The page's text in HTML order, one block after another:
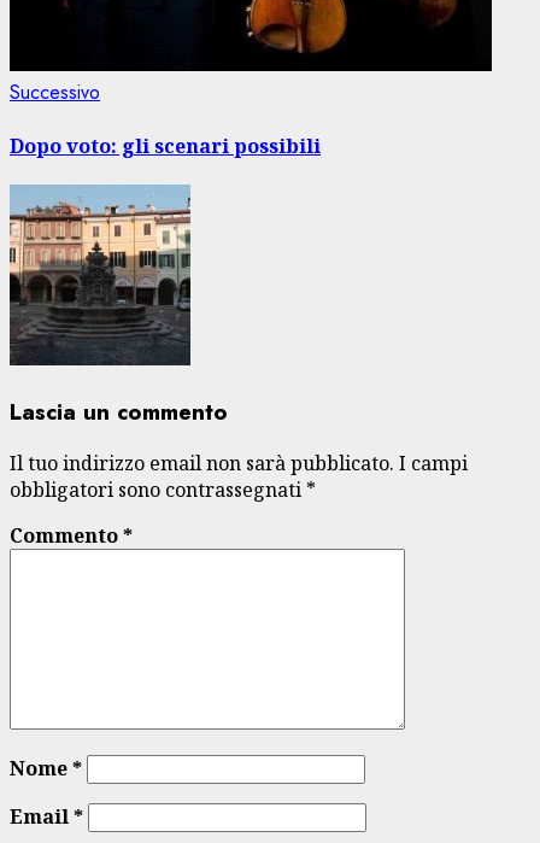
Successivo
Dopo voto: gli scenari possibili
Lascia un commento
Il tuo indirizzo email non sarà pubblicato. I campi
obbligatori sono contrassegnati *
Commento*
Nome*
Email*